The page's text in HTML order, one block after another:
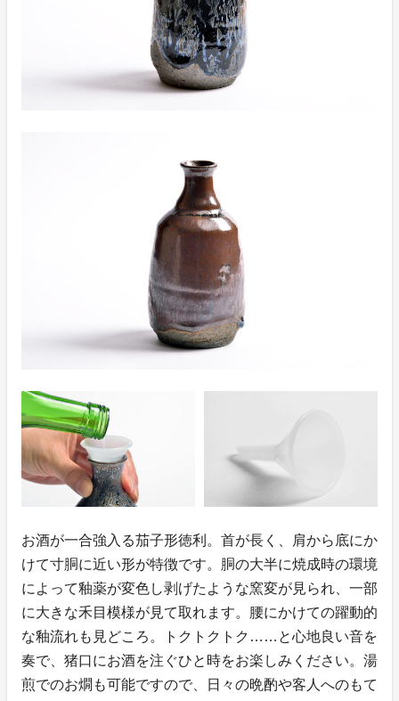
お酒が一合強入る茄子形徳利。首が長く、肩から底にか
けて寸胴に近い形が特徴です。胴の大半に焼成時の環境
によって釉薬が変色し剥げたような窯変が見られ、一部
に大きな禾目模様が見て取れます。腰にかけての躍動的
な釉流れも見どころ。トクトクトク……と心地良い音を
奏で、猪口にお酒を注ぐひと時をお楽しみください。湯
煎でのお燗も可能ですので、日々の晩酌や客人へのもて